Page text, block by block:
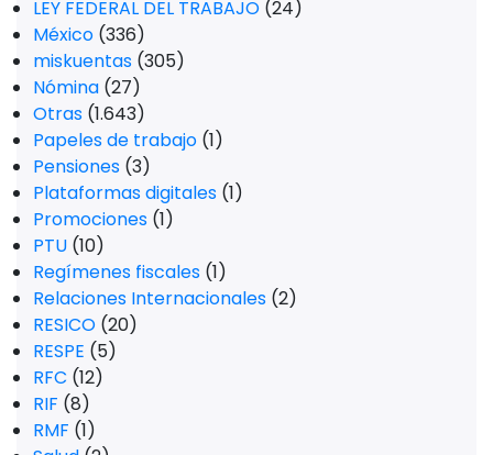
LEY FEDERAL DEL TRABAJO (24)
México (336)
miskuentas (305)
Nómina (27)
Otras (1.643)
Papeles de trabajo (1)
Pensiones (3)
Plataformas digitales (1)
Promociones (1)
PTU (10)
Regímenes fiscales (1)
Relaciones Internacionales (2)
RESICO (20)
RESPE (5)
RFC (12)
RIF (8)
RMF (1)